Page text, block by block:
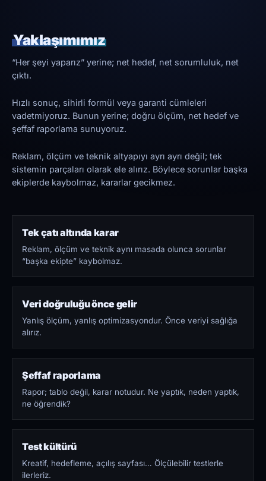
Yaklaşımımız
“Her şeyi yaparız” yerine; net hedef, net sorumluluk, net
çıktı.
Hızlı sonuç, sihirli formül veya garanti cümleleri
vadetmiyoruz. Bunun yerine; doğru ölçüm, net hedef ve
şeffaf raporlama sunuyoruz.
Reklam, ölçüm ve teknik altyapıyı ayrı ayrı değil; tek
sistemin parçaları olarak ele alırız. Böylece sorunlar başka
ekiplerde kaybolmaz, kararlar gecikmez.
Tek çatı altında karar
Reklam, ölçüm ve teknik aynı masada olunca sorunlar
“başka ekipte” kaybolmaz.
Veri doğruluğu önce gelir
Yanlış ölçüm, yanlış optimizasyondur. Önce veriyi sağlığa
alırız.
Şeffaf raporlama
Rapor; tablo değil, karar notudur. Ne yaptık, neden yaptık,
ne öğrendik?
Test kültürü
Kreatif, hedefleme, açılış sayfası… Ölçülebilir testlerle
ilerleriz.